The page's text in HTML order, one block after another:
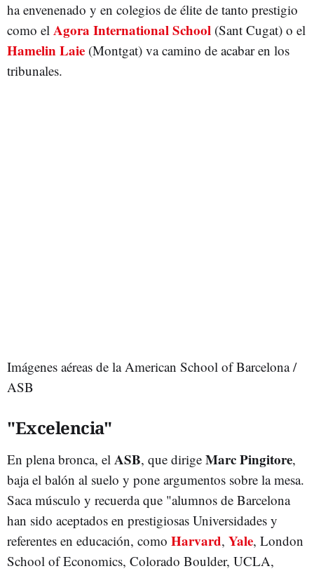
ha envenenado y en colegios de élite de tanto prestigio
como el Agora International School (Sant Cugat) o el
Hamelin Laie (Montgat) va camino de acabar en los
tribunales.
Imágenes aéreas de la American School of Barcelona /
ASB
"Excelencia"
En plena bronca, el ASB, que dirige Marc Pingitore,
baja el balón al suelo y pone argumentos sobre la mesa.
Saca músculo y recuerda que "alumnos de Barcelona
han sido aceptados en prestigiosas Universidades y
referentes en educación, como Harvard, Yale, London
School of Economics, Colorado Boulder, UCLA,